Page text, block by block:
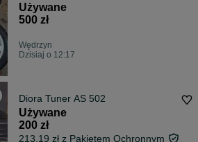
Używane
500 zł
Wędrzyn
Dzisiaj o 12:17
Diora Tuner AS 502
Używane
200 zł
213,19 zł z Pakietem Ochronnym